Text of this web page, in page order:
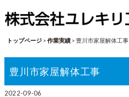
トップページ> 作業実績> 豊川市家屋解体工事
豊川市家屋解体工事
2022-09-06